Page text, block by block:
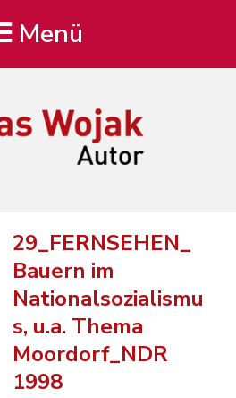
Menü
29_FERNSEHEN_
Bauern im
Nationalsozialismu
s, u.a. Thema
Moordorf_NDR
1998